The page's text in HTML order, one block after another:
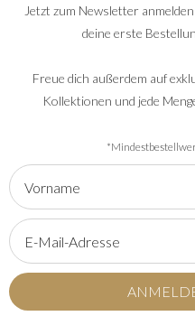
Datenschutz
Arbeiten bei Bronx71
© 2026 | Bronx71 |
Jetzt zum Newsletter
deine erste
Freue dich außerdem auf
Kollektionen und jede